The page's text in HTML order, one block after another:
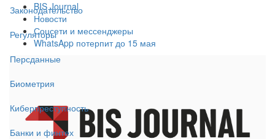
Законодательство
Регуляторы
Персданные
Биометрия
Киберпреступность
Банки и финтех
BIS Journal
Новости
Соцсети и мессенджеры
WhatsApp потерпит до 15 мая